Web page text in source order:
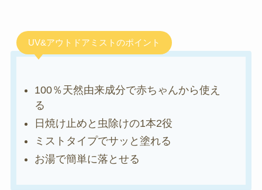
UV&アウトドアミストのポイント
100％天然由来成分で赤ちゃんから使え
る
日焼け止めと虫除けの1本2役
ミストタイプでサッと塗れる
お湯で簡単に落とせる